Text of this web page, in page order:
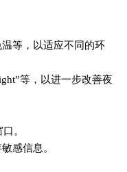
等，以适应不同的环
等，以进一步改善夜
。
感信息。